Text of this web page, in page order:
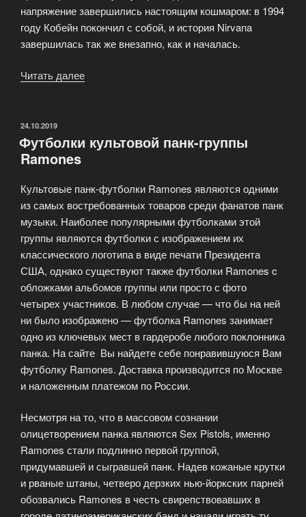
напряжение завершились настоящим кошмаром: в 1994
году Кобейн покончил с собой, и история Nirvana
завершилась так же внезапно, как и началась.
Читать далее
ОПУБЛИКОВАНО
24.10.2019
Футболки культовой панк-группы
Ramones
Культовые панк-футболки Ramones являются одними
из самых востребованных товаров среди фанатов панк
музыки. Наиболее популярными футболками этой
группы являются футболки с изображением их
классического логотипа в виде печати Президента
США, однако существуют также футболки Ramones c
обложками альбомов группы или просто с фото
четырех участников. В любом случае — что бы на ней
ни было изображено — футболка Ramones занимает
одно из ключевых мест в гардеробе любого поклонника
панка. На сайте Вы найдете себе понравившуюся Вам
футболку Ramones. Доставка производится по Москве
и наложенным платежом по России.
Несмотря на то, что в массовом сознании
олицетворением панка являются Sex Pistols, именно
Ramones стали подлинно первой группой,
придумавшей и сыгравшей панк. Надев кожаные крутки
и рваные штаны, четверо дерзких нью-йоркских парней
обозвались Ramones в честь свирепствовавших в